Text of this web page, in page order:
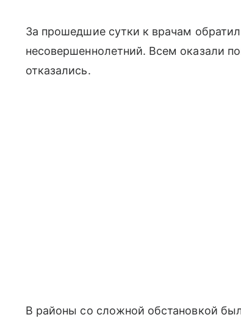
За прошедшие сутки к врачам
несовершеннолетний. Всем оказали
отказались.
В районы со сложной обстановкой